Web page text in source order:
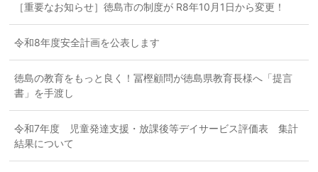
［重要なお知らせ］徳島市の制度が R8年10月1日から変更！
令和8年度安全計画を公表します
徳島の教育をもっと良く！冨樫顧問が徳島県教育長様へ「提言
書」を手渡し
令和7年度 児童発達支援・放課後等デイサービス評価表 集計
結果について